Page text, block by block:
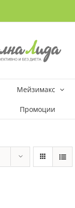
Мейзимакс
Промоции